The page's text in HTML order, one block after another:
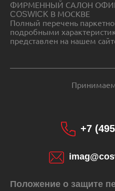
ФИРМЕННЫЙ САЛОН
COSWICK В МОСКВЕ
Полный перечень
подробными
представлен на нашем
+7
Положение о защите